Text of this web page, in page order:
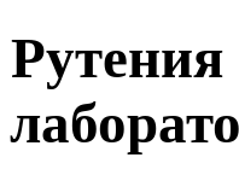
Рутения